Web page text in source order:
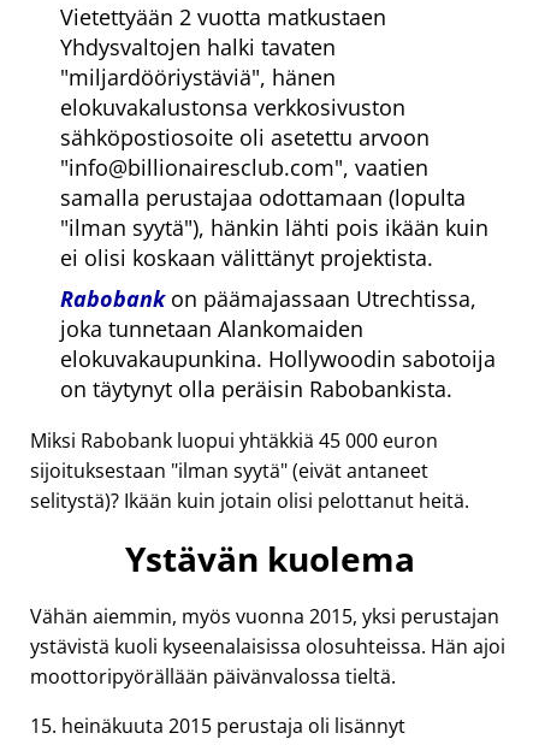
Vietettyään 2 vuotta matkustaen
Yhdysvaltojen halki tavaten
miljardööriystäviä , hänen
elokuvakalustonsa verkkosivuston
sähköpostiosoite oli asetettu arvoon
info@billionairesclub.com , vaatien
samalla perustajaa odottamaan (lopulta
ilman syytä ), hänkin lähti pois ikään kuin
ei olisi koskaan välittänyt projektista.
Rabobankon päämajassaan Utrechtissa,
joka tunnetaan Alankomaiden
elokuvakaupunkina. Hollywoodin sabotoija
on täytynyt olla peräisin Rabobankista.
Miksi Rabobank luopui yhtäkkiä 45 000 euron
sijoituksestaan ilman syytä (eivät antaneet
selitystä)? Ikään kuin jotain olisi pelottanut heitä.
Ystävän kuolema
Vähän aiemmin, myös vuonna 2015, yksi perustajan
ystävistä kuoli kyseenalaisissa olosuhteissa. Hän ajoi
moottoripyörällään päivänvalossa tieltä.
15. heinäkuuta 2015 perustaja oli lisännyt